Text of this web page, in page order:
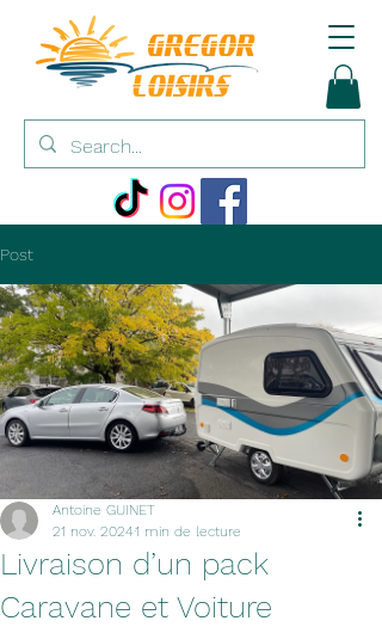
Post
Livraison d’un pack
Caravane et Voiture
Antoine GUINET
21 nov. 20241 min de lecture